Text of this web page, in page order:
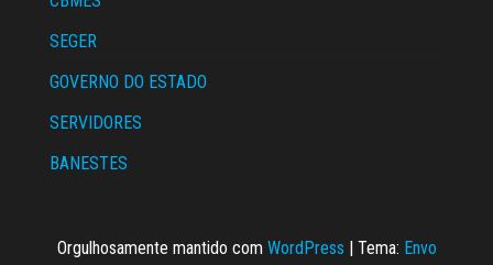
SEGER
GOVERNO DO ESTADO
SERVIDORES
BANESTES
Orgulhosamente mantido com WordPress | Tema: Envo